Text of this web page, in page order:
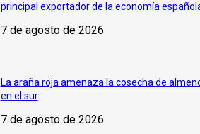
principal exportador de la economía
7 de agosto de 2026
La araña roja amenaza la cosecha de
en el sur
7 de agosto de 2026